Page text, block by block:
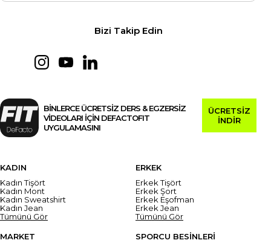
Bizi Takip Edin
BİNLERCE ÜCRETSİZ DERS & EGZERSİZ
VİDEOLARI İÇİN DEFACTOFIT
UYGULAMASINI
ÜCRETSİZ
İNDİR
KADIN
Kadın Tişört
Kadın Mont
Kadın Sweatshirt
Kadın Jean
Tümünü Gör
ERKEK
Erkek Tişört
Erkek Şort
Erkek Eşofman
Erkek Jean
Tümünü Gör
MARKET
SPORCU BESİNLERİ